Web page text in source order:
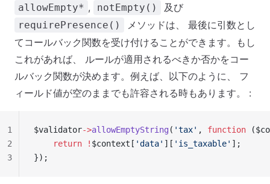
allowEmpty* , notEmpty() 及び
requirePresence()
メソッドは、 最後に引数とし
てコールバック関数を受け付けることができます。もし
これがあれば、 ルールが適用されるべきか否かをコー
ルバック関数が決めます。例えば、以下のように、 フ
ィールド値が空のままでも許容される時もあります。 :
$validator->allowEmptyString ( 'tax' , function
    return
! $context[ 'data' ][ 'is_taxable' ];
});
1
2
3